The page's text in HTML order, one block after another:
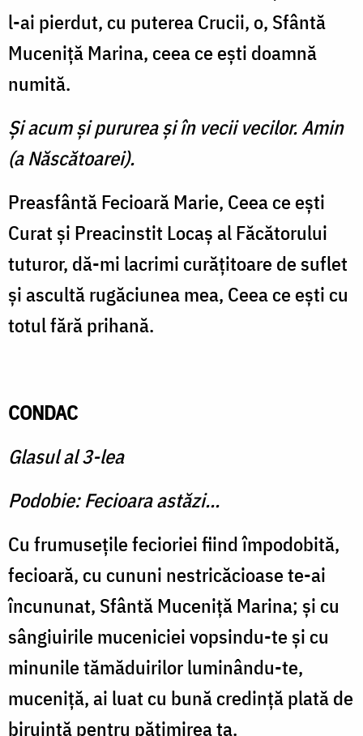
l-ai pierdut, cu puterea Crucii, o, Sfântă
Muceniţă Marina, ceea ce eşti doamnă
numită.
Şi acum şi pururea şi în vecii vecilor. Amin
(a Născătoarei).
Preasfântă Fecioară Marie, Ceea ce eşti
Curat şi Preacinstit Locaş al Făcătorului
tuturor, dă-mi lacrimi curăţitoare de suflet
şi ascultă rugăciunea mea, Ceea ce eşti cu
totul fără prihană.
CONDAC
Glasul al 3-lea
Podobie: Fecioara astăzi...
Cu frumuseţile fecioriei fiind împodobită,
fecioară, cu cununi nestricăcioase te-ai
încununat, Sfântă Muceniţă Marina; şi cu
sângiuirile muceniciei vopsindu-te şi cu
minunile tămăduirilor luminându-te,
muceniţă, ai luat cu bună credinţă plată de
biruinţă pentru pătimirea ta.